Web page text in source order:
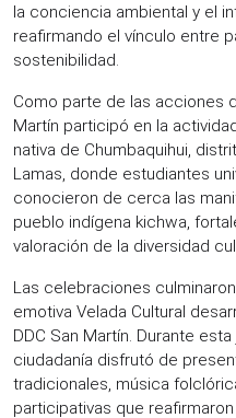
la conciencia ambiental y el
reafirmando el vínculo entre
sostenibilidad.
Como parte de las acciones
Martín participó en la
nativa de Chumbaquihui,
Lamas, donde estudiantes
conocieron de cerca las
pueblo indígena kichwa,
valoración de la diversidad
Las celebraciones
emotiva Velada Cultural
DDC San Martín. Durante
ciudadanía disfrutó de
tradicionales, música
participativas que